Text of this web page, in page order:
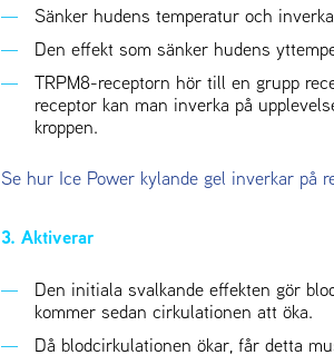
Sänker hudens temperatur och
Den effekt som sänker hudens
TRPM8-receptorn hör till en grupp
receptor kan man inverka på
kroppen.
Se hur Ice Power kylande gel inverkar på
3. Aktiverar
Den initiala svalkande effekten gör
kommer sedan cirkulationen att öka.
Då blodcirkulationen ökar, får detta